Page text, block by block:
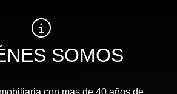
SOMOS
con mas de 40 años de